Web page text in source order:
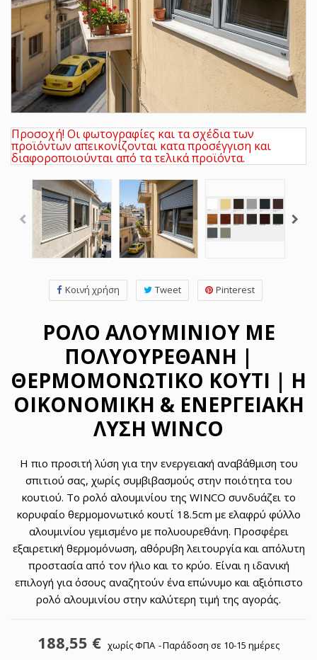
Προσοχή! Οι φωτογραφίες και τα σχέδια των
προϊόντων απεικονίζονται κατα προσέγγιση και
διαφοροποιούνται από τα τελικά προϊόντα.
Κοινή χρήση Tweet Pinterest
ΡΟΛΌ ΑΛΟΥΜΙΝΊΟΥ ΜΕ
ΠΟΛΥΟΥΡΕΘΆΝΗ |
ΘΕΡΜΟΜΟΝΩΤΙΚΌ ΚΟΥΤΊ | Η
ΟΙΚΟΝΟΜΙΚΉ & ΕΝΕΡΓΕΙΑΚΉ
ΛΎΣΗ WINCO
Η πιο προσιτή λύση για την ενεργειακή αναβάθμιση του
σπιτιού σας, χωρίς συμβιβασμούς στην ποιότητα του
κουτιού. Το ρολό αλουμινίου της WINCO συνδυάζει το
κορυφαίο θερμομονωτικό κουτί 18.5cm με ελαφρύ φύλλο
αλουμινίου γεμισμένο με πολυουρεθάνη. Προσφέρει
εξαιρετική θερμομόνωση, αθόρυβη λειτουργία και απόλυτη
προστασία από τον ήλιο και το κρύο. Είναι η ιδανική
επιλογή για όσους αναζητούν ένα επώνυμο και αξιόπιστο
ρολό αλουμινίου στην καλύτερη τιμή της αγοράς.
188,55 € χωρίς ΦΠΑ Παράδοση σε 10-15 ημέρες